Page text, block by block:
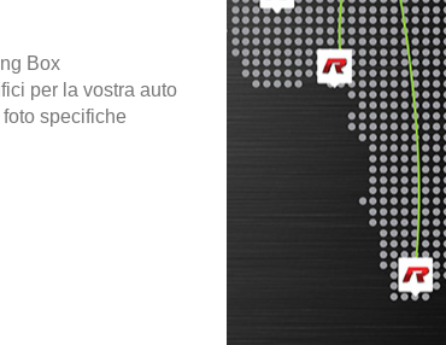
Box
per la vostra auto
specifiche